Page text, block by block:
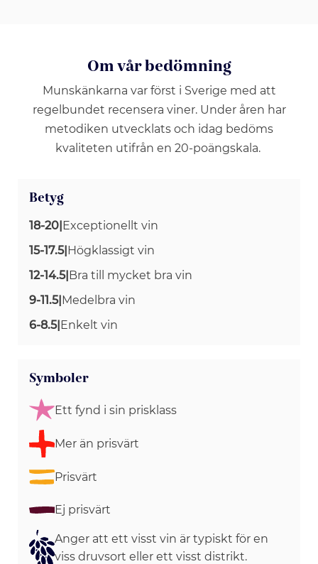
Om vår bedömning
Munskänkarna var först i Sverige med att
regelbundet recensera viner. Under åren har
metodiken utvecklats och idag bedöms
kvaliteten utifrån en 20-poängskala.
Betyg
18-20|Exceptionellt vin
15-17.5|Högklassigt vin
12-14.5|Bra till mycket bra vin
9-11.5|Medelbra vin
6-8.5|Enkelt vin
Symboler
Ett fynd i sin prisklass
Mer än prisvärt
Prisvärt
Ej prisvärt
Anger att ett visst vin är typiskt för en
viss druvsort eller ett visst distrikt.